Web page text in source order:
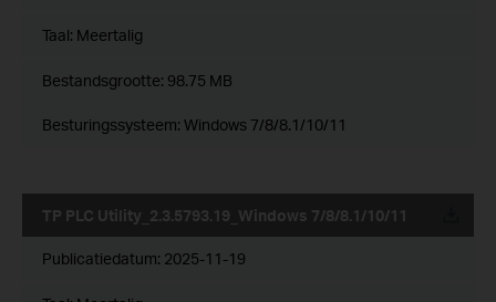
Taal: Meertalig
Bestandsgrootte: 98.75 MB
Besturingssysteem: Windows 7/8/8.1/10/11
TP PLC Utility_2.3.5793.19_Windows 7/8/8.1/10/11
Publicatiedatum: 2025-11-19